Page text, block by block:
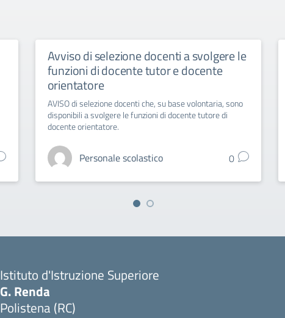
Avviso di selezione docenti a svolgere le
funzioni di docente tutor e docente
orientatore
AVISO di selezione docenti che, su base volontaria, sono
disponibili a svolgere le funzioni di docente tutore di
docente orientatore.
Personale scolastico 0
Istituto d'Istruzione Superiore
G. Renda
Polistena (RC)